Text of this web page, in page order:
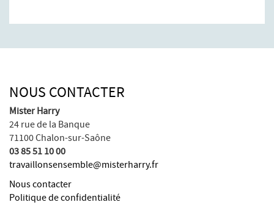
NOUS CONTACTER
Mister Harry
24 rue de la Banque
71100 Chalon-sur-Saône
03 85 51 10 00
travaillonsensemble@misterharry.fr
Nous contacter
Politique de confidentialité